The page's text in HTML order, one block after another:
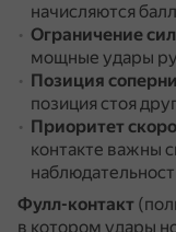
начисляются
Ограничение
мощные удары
Позиция
позиция стоя
Приоритет
контакте важны
Фулл-контакт
в котором удары